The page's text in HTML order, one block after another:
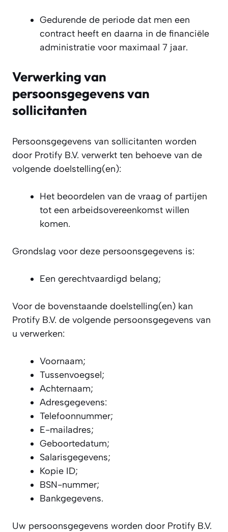
Gedurende de periode dat men een
contract heeft en daarna in de financiële
administratie voor maximaal 7 jaar.
Verwerking van
persoonsgegevens van
sollicitanten
Persoonsgegevens van sollicitanten worden
door Protify B.V. verwerkt ten behoeve van de
volgende doelstelling(en):
Het beoordelen van de vraag of partijen
tot een arbeidsovereenkomst willen
komen.
Grondslag voor deze persoonsgegevens is:
Een gerechtvaardigd belang;
Voor de bovenstaande doelstelling(en) kan
Protify B.V. de volgende persoonsgegevens van
u verwerken:
Voornaam;
Tussenvoegsel;
Achternaam;
Adresgegevens:
Telefoonnummer;
E-mailadres;
Geboortedatum;
Salarisgegevens;
Kopie ID;
BSN-nummer;
Bankgegevens.
Uw persoonsgegevens worden door Protify B.V.